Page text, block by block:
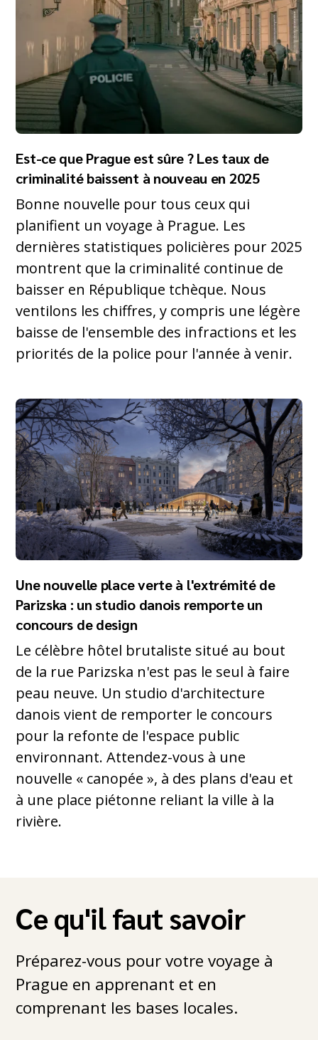
Est-ce que Prague est sûre ? Les taux de
criminalité baissent à nouveau en 2025
Bonne nouvelle pour tous ceux qui
planifient un voyage à Prague. Les
dernières statistiques policières pour 2025
montrent que la criminalité continue de
baisser en République tchèque. Nous
ventilons les chiffres, y compris une légère
baisse de l'ensemble des infractions et les
priorités de la police pour l'année à venir.
Une nouvelle place verte à l'extrémité de
Parizska : un studio danois remporte un
concours de design
Le célèbre hôtel brutaliste situé au bout
de la rue Parizska n'est pas le seul à faire
peau neuve. Un studio d'architecture
danois vient de remporter le concours
pour la refonte de l'espace public
environnant. Attendez-vous à une
nouvelle « canopée », à des plans d'eau et
à une place piétonne reliant la ville à la
rivière.
Ce qu'il faut savoir
Préparez-vous pour votre voyage à
Prague en apprenant et en
comprenant les bases locales.